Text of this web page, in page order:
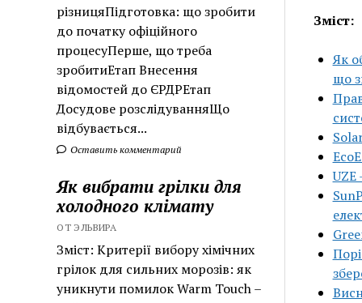
різницяПідготовка: що зробити
до початку офіційного
процесуПерше, що треба
зробитиЕтап Внесення
відомостей до ЄРДРЕтап
Досудове розслідуванняЩо
відбувається...
Оставить комментарий
Як вибрати грілки для
холодного клімату
ОТ ЭЛЬВИРА
Зміст: Критерії вибору хімічних
грілок для сильних морозів: як
уникнути помилок Warm Touch –
Зміст:
Як
що
UZE